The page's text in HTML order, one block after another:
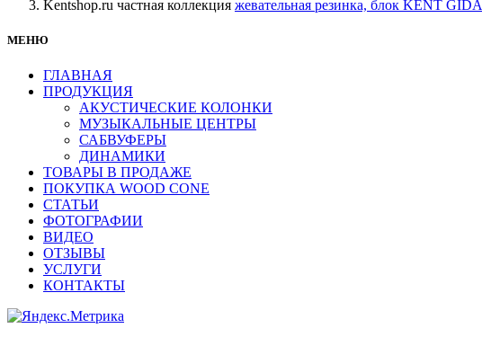
Kentshop.ru частная коллекция жевательная резинка, блок KENT GIDA
МЕНЮ
ГЛАВНАЯ
ПРОДУКЦИЯ
АКУСТИЧЕСКИЕ КОЛОНКИ
МУЗЫКАЛЬНЫЕ ЦЕНТРЫ
САБВУФЕРЫ
ДИНАМИКИ
ТОВАРЫ В ПРОДАЖЕ
ПОКУПКА WOOD CONE
СТАТЬИ
ФОТОГРАФИИ
ВИДЕО
ОТЗЫВЫ
УСЛУГИ
КОНТАКТЫ